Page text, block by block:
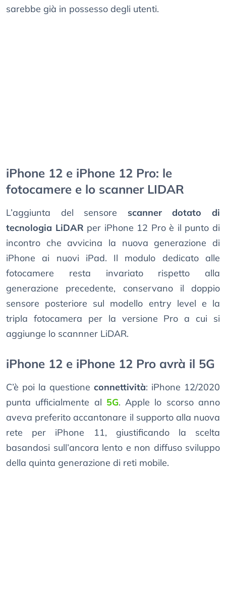
sarebbe già in possesso degli utenti.
iPhone 12 e iPhone 12 Pro: le
fotocamere e lo scanner LIDAR
L’aggiunta del sensore scanner dotato di
tecnologia LiDAR per iPhone 12 Pro è il punto di
incontro che avvicina la nuova generazione di
iPhone ai nuovi iPad. Il modulo dedicato alle
fotocamere resta invariato rispetto alla
generazione precedente, conservano il doppio
sensore posteriore sul modello entry level e la
tripla fotocamera per la versione Pro a cui si
aggiunge lo scannner LiDAR.
iPhone 12 e iPhone 12 Pro avrà il 5G
C’è poi la questione connettività: iPhone 12/2020
punta ufficialmente al 5G. Apple lo scorso anno
aveva preferito accantonare il supporto alla nuova
rete per iPhone 11, giustificando la scelta
basandosi sull’ancora lento e non diffuso sviluppo
della quinta generazione di reti mobile.